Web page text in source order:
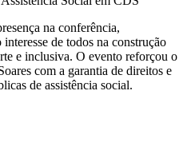
na conferência,
de todos na construção
e inclusiva. O evento reforçou o
com a garantia de direitos e
de assistência social.